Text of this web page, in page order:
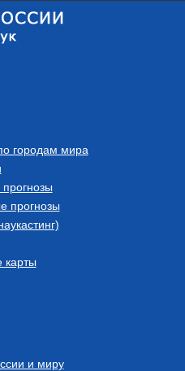
городам мира
прогнозы
карты
и миру